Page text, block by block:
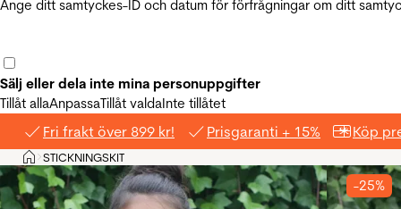
Ange ditt samtyckes-ID och datum för förfrågningar om ditt
Sälj eller dela inte mina personuppgifter
Tillåt allaAnpassaTillåt valdaInte tillåtet
Fri frakt över 899 kr! Prisgaranti + 15% Köp
Hem
>STICKNINGSKIT
-25%